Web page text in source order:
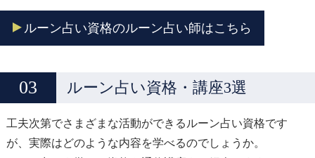
ルーン占い資格のルーン占い師はこちら
ルーン占い資格・講座3選
工夫次第でさまざまな活動ができるルーン占い資格です
が、実際はどのような内容を学べるのでしょうか。